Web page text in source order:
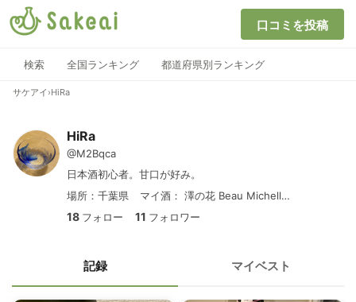
口コミを投稿
検索 全国ランキング 都道府県別ランキング
サケアイ ›HiRa
HiRa
@M2Bqca
日本酒初心者。甘口が好み。
場所：千葉県
マイ酒： 澤の花 Beau Michelle Bliss
18 フォロー 11 フォロワー
記録 マイベスト